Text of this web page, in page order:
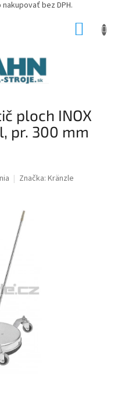
bez DPH.
ploch INOX
pr. 300 mm
Značka: Kränzle